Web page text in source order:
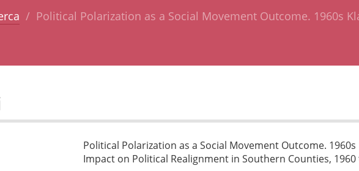
Political Polarization as a Social Movement Outcome. 1960s
Political Polarization as a Social Movement Outcome.
Impact on Political Realignment in Southern Counties, 1960